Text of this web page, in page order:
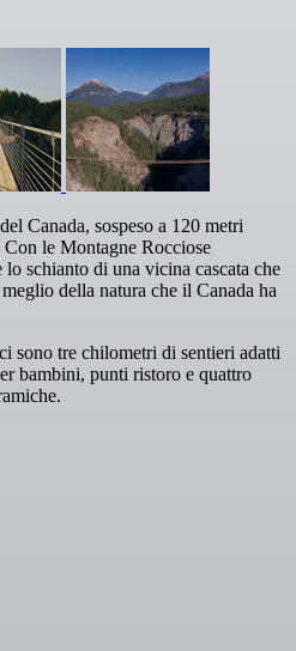
Canada, sospeso a 120 metri
le Montagne Rocciose
schianto di una vicina cascata che
della natura che il Canada ha
sono tre chilometri di sentieri adatti
bambini, punti ristoro e quattro